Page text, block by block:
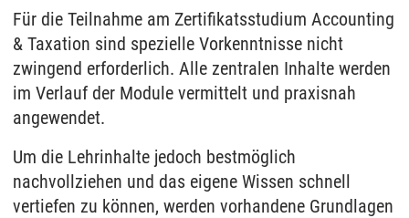
Für die Teilnahme am Zertifikatsstudium Accounting
& Taxation sind spezielle Vorkenntnisse nicht
zwingend erforderlich. Alle zentralen Inhalte werden
im Verlauf der Module vermittelt und praxisnah
angewendet.
Um die Lehrinhalte jedoch bestmöglich
nachvollziehen und das eigene Wissen schnell
vertiefen zu können, werden vorhandene Grundlagen